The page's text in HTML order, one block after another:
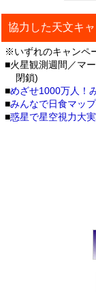
協力した天文キ
※いずれのキャンペ
■火星観測週間／マ
閉鎖)
■めざせ1000万人！
■みんなで日食マッ
■惑星で星空視力大